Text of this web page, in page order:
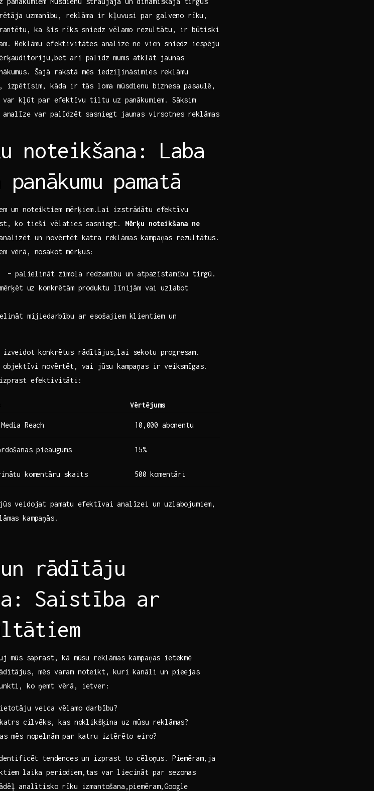
⁣uzmanību,‍ reklāma ir kļuvusi par galveno rīku,
ka ‍šis rīks sniedz ‍vēlamo⁤ rezultātu, ir būtiski
Reklāmu efektivitātes analīze ne ⁤vien sniedz iespēju
‌arī palīdz‍ mums atklāt ⁢jaunas
Šajā rakstā mēs iedziļināsimies​ reklāmu
kāda ir ⁢tās loma mūsdienu biznesa pasaulē,
kļūt par efektīvu tiltu uz panākumiem. ‌Sāksim
​var palīdzēt ​sasniegt jaunas virsotnes reklāmas
noteikšana: Laba
pamatā
un noteiktiem mērķiem.Lai izstrādātu efektīvu
​ko tieši ‌vēlaties ⁤sasniegt. Mērķu noteikšana ne⁢
un ‌novērtēt katra reklāmas kampaņas rezultātus.
nosakot mērķus:
​ – ⁣palielināt zīmola redzamību un ​atpazīstamību tirgū.
uz konkrētām produktu līnijām vai uzlabot
mijiedarbību ar ‍esošajiem klientiem ‍un
konkrētus rādītājus,lai sekotu progresam.
novērtēt, vai ‌jūsu kampaņas⁤ ir veiksmīgas.
izprast efektivitāti:
Vērtējums
Reach 10,000 ​abonentu
pieaugums 15%
komentāru skaits 500 komentāri
jūs veidojat pamatu efektīvai‍ analīzei⁢ un uzlabojumiem,
kampaņās.
rādītāju
Saistība ar
saprast,‍ kā mūsu ‌reklāmas ‌kampaņas‌ ietekmē
mēs varam noteikt, ⁢kuri kanāli un pieejas​
​ko ņemt vērā, ietver:
veica vēlamo darbību?
cilvēks, kas noklikšķina ‍uz mūsu reklāmas?
mēs nopelnām par⁢ katru iztērēto eiro?
tendences un‍ izprast‌ to cēloņus. Piemēram,ja
laika periodiem,tas var liecināt par‍ sezonas
analītisko rīku izmantošana,piemēram,Google